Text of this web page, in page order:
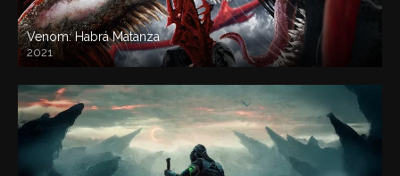
Venom: Habrá Matanza
2021